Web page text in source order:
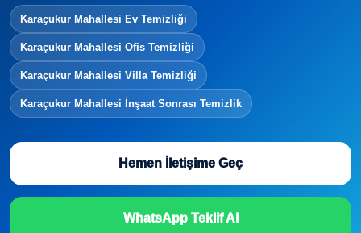
Karaçukur Mahallesi Ev Temizliği
Karaçukur Mahallesi Ofis Temizliği
Karaçukur Mahallesi Villa Temizliği
Karaçukur Mahallesi İnşaat Sonrası Temizlik
Hemen İletişime Geç
WhatsApp Teklif Al